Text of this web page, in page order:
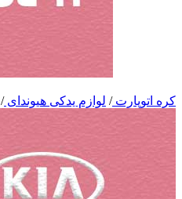
کره اتوپارت/ لوازم یدکی هیوندای/